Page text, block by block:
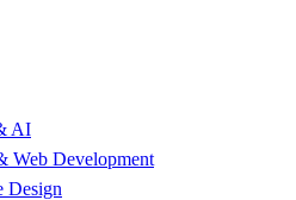
AI
Web Development
Design